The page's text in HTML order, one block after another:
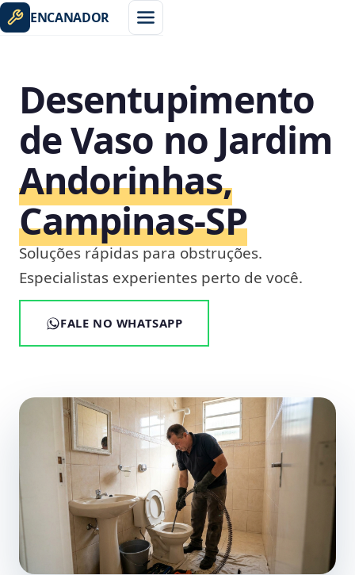
ENCANADOR
Desentupimento
de Vaso no Jardim
Andorinhas,
Campinas‑SP
Soluções rápidas para obstruções.
Especialistas experientes perto de você.
FALE NO WHATSAPP